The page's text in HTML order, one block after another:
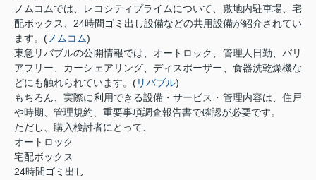
ノムコムでは、レコシティプライムについて、敷地内駐車場、宅
配ボックス、 24時間ゴミ出し設備などの共用設備が紹介されてい
ます。 ( ノムコム)
東急リバブルの公開情報では、オートロック、管理人日勤、バリ
アフリー、カーシェアリング、ディスポーザー、食器洗乾燥機な
どにも触れられています。 (リバブル)
もちろん、実際に利用できる設備・サービス・管理内容は、住戸
や時期、管理規約、重要事項調査報告書で確認が必要です。
ただし、購入検討者にとって、
オートロック
宅配ボックス
24時間ゴミ出し